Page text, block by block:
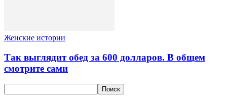
Женские истории
Так выглядит обед за 600 долларов. В общем
смотрите сами